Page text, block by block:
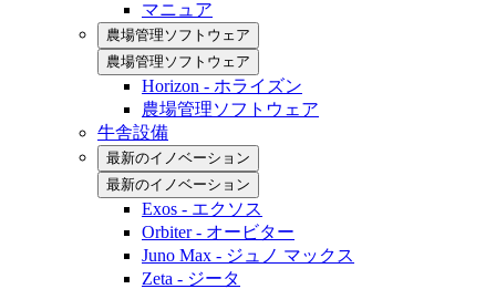
マニュア
農場管理ソフトウェア
農場管理ソフトウェア
Horizon - ホライズン
農場管理ソフトウェア
牛舎設備
最新のイノベーション
最新のイノベーション
Exos - エクソス
Orbiter - オービター
Juno Max - ジュノ マックス
Zeta - ジータ